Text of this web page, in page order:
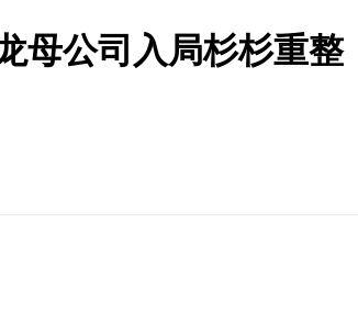
母公司入局杉杉重整